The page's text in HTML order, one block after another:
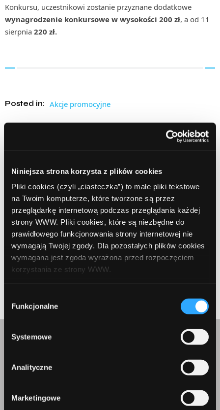
Niniejsza strona korzysta z plików cookies
Pliki cookies (czyli „ciasteczka”) to małe pliki tekstowe
na Twoim komputerze, które tworzone są przez
przeglądarkę internetową podczas przeglądania każdej
strony WWW. Pliki cookies, które są niezbędne do
prawidłowego funkcjonowania strony internetowej nie
wymagają Twojej zgody. Dla pozostałych plików cookies
wymagana jest zgoda wyrażona przed rozpoczęciem
korzystania ze strony WWW.
formy korzystania z plików cookies. Więcej:
Polityka
zgody
Funkcjonalne
Systemowe
Analityczne
Marketingowe
Konkursu, uczestnikowi zostanie przyznane dodatkowe
wynagrodzenie konkursowe w wysokości 200 zł, a od 11
sierpnia 220 zł.
Posted in: Akcje promocyjne
ComperiaLead konkurs
sieć afiliacyjna
Udostępnij: